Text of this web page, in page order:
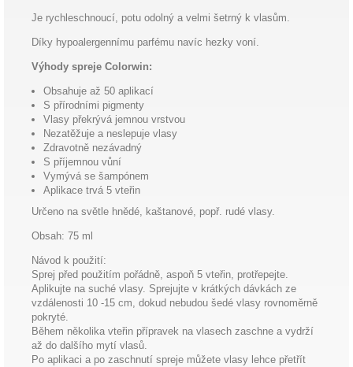
Je rychleschnoucí, potu odolný a velmi šetrný k vlasům.
Díky hypoalergennímu parfému navíc hezky voní.
Výhody spreje Colorwin:
Obsahuje až 50 aplikací
S přírodními pigmenty
Vlasy překrývá jemnou vrstvou
Nezatěžuje a neslepuje vlasy
Zdravotně nezávadný
S příjemnou vůní
Vymývá se šampónem
Aplikace trvá 5 vteřin
Určeno na světle hnědé, kaštanové, popř. rudé vlasy.
Obsah: 75 ml
Návod k použití:
Sprej před použitím pořádně, aspoň 5 vteřin, protřepejte.
Aplikujte na suché vlasy. Sprejujte v krátkých dávkách ze
vzdálenosti 10 -15 cm, dokud nebudou šedé vlasy rovnoměrně
pokryté.
Během několika vteřin přípravek na vlasech zaschne a vydrží
až do dalšího mytí vlasů.
Po aplikaci a po zaschnutí spreje můžete vlasy lehce přetřít